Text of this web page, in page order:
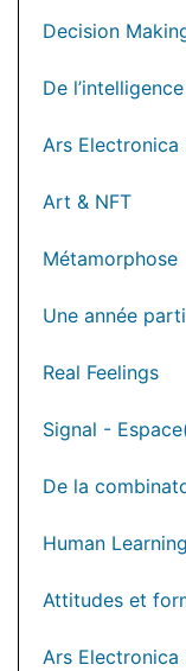
Decision
De
Ars Electronica
Art & NFT
Métamorphose
Une année
Real Feelings
Signal -
De la
Human Learning
Attitudes et
Ars Electronica